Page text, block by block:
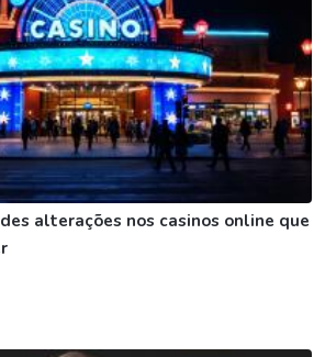
alterações nos casinos online que